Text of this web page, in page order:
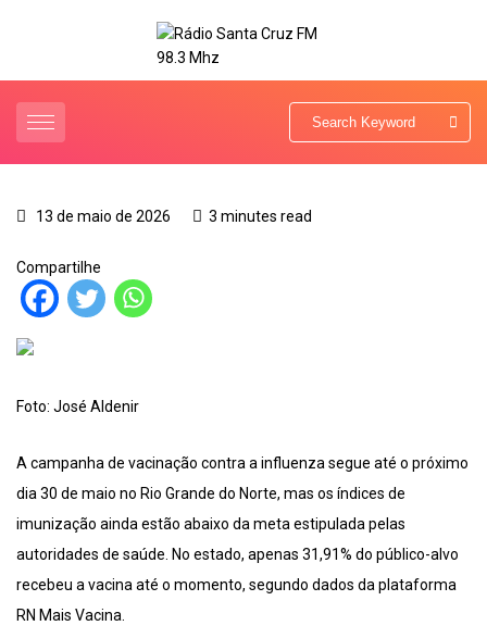
13 de maio de 2026 3 minutes read
Compartilhe
Foto: José Aldenir
A campanha de vacinação contra a influenza segue até o próximo
dia 30 de maio no Rio Grande do Norte, mas os índices de
imunização ainda estão abaixo da meta estipulada pelas
autoridades de saúde. No estado, apenas 31,91% do público-alvo
recebeu a vacina até o momento, segundo dados da plataforma
RN Mais Vacina.